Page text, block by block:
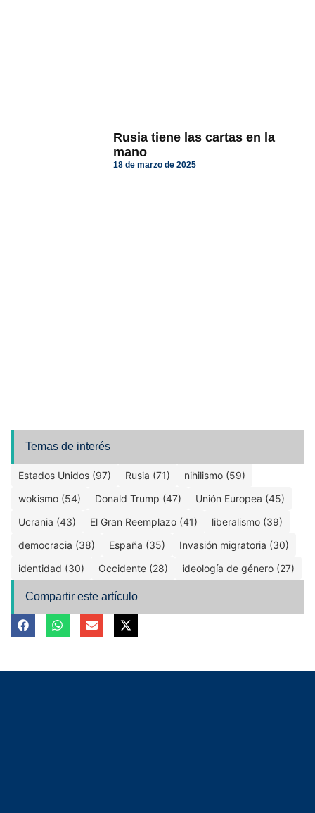
Rusia tiene las cartas en la
mano
18 de marzo de 2025
Temas de interés
Estados Unidos (97) Rusia (71)
nihilismo (59)
wokismo (54)
Donald Trump (47)
Unión Europea (45)
Ucrania (43)
El Gran Reemplazo (41)
liberalismo (39)
democracia (38)
España (35)
Invasión migratoria (30)
identidad (30)
Occidente (28) ideología de género (27)
Compartir este artículo